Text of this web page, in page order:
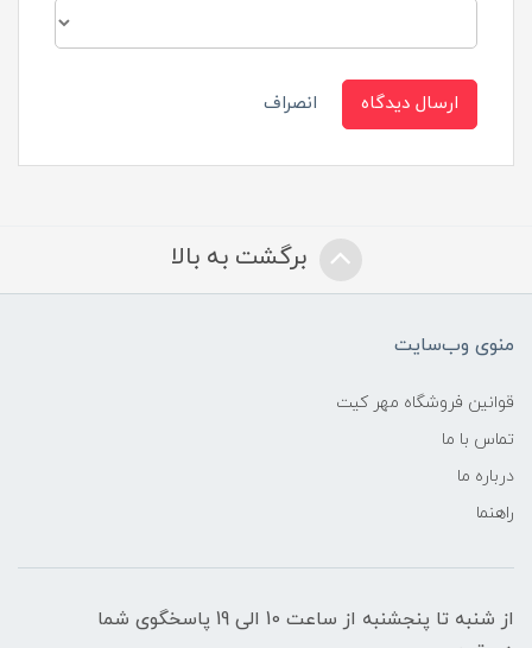
ارسال دیدگاه انصراف
برگشت به بالا
منوی وب‌سایت
قوانین فروشگاه مهر کیت
تماس با ما
درباره ما
راهنما
از شنبه تا پنجشنبه از ساعت 10 الی 19 پاسخگوی شما